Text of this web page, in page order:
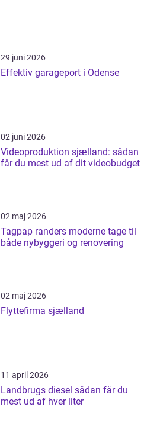
29 juni 2026
Effektiv garageport i Odense
02 juni 2026
Videoproduktion sjælland: sådan
får du mest ud af dit videobudget
02 maj 2026
Tagpap randers moderne tage til
både nybyggeri og renovering
02 maj 2026
Flyttefirma sjælland
11 april 2026
Landbrugs diesel sådan får du
mest ud af hver liter